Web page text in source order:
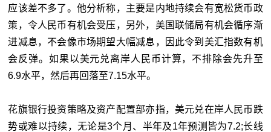
应该差不多了。他分析称，主要是内地持续会有宽松货币政
策，令人民币有机会受压，另外，美国联储局有机会循序渐
进减息，不会像市场期望大幅减息，因此令到美汇指数有机
会反弹。如果以美元兑离岸人民币计算，不排除会先升至
6.9水平，然后再回落至7.15水平。
花旗银行投资策略及资产配置部亦指，美元兑在岸人民币跌
势或难以持续，无论是3个月、半年及1年预测皆为7.2;长线